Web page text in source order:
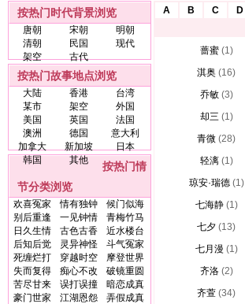
按热门时代背景浏览
唐朝 宋朝
明朝
清朝
民国
现代
架空
古代
按热门故事地点浏览
大陆 香港
台湾
某市
架空
外国
美国
英国
法国
澳洲
德国
意大利
加拿大
新加坡
日本
韩国
其他
按热门情
节分类浏览
欢喜冤家 情有独钟
候门似海
别后重逢
一见钟情
青梅竹马
日久生情
古色古香
近水楼台
后知后觉
灵异神怪
斗气冤家
死缠烂打
穿越时空
摩登世界
失而复得
痴心不改
破镜重圆
苦尽甘来
误打误撞
暗恋成真
豪门世家
江湖恩怨
弄假成真
A B C D
蔷蜜 (1)
淇奥 (16)
乔敏 (3)
却三 (1)
青微 (28)
轻漓 (1)
琼安·瑞德 (1)
七海静 (1)
七夕 (13)
七月漫 (1)
齐洛 (2)
齐萱 (34)